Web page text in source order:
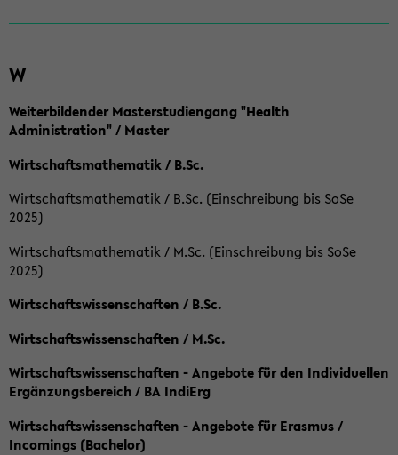
W
Weiterbildender Masterstudiengang "Health
Administration" / Master
Wirtschaftsmathematik / B.Sc.
Wirtschaftsmathematik / B.Sc. (Einschreibung bis SoSe
2025)
Wirtschaftsmathematik / M.Sc. (Einschreibung bis SoSe
2025)
Wirtschaftswissenschaften / B.Sc.
Wirtschaftswissenschaften / M.Sc.
Wirtschaftswissenschaften - Angebote für den Individuellen
Ergänzungsbereich / BA IndiErg
Wirtschaftswissenschaften - Angebote für Erasmus /
Incomings (Bachelor)